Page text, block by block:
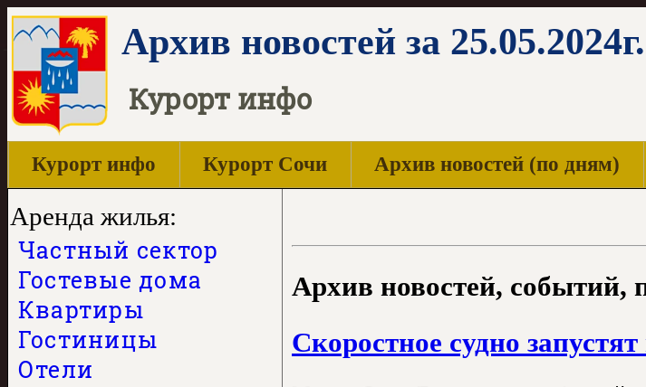
Архив новостей за
Курорт инфо
Курорт инфо Курорт Сочи Архив новостей (по дням)
Аренда жилья:
Частный сектор
Гостевые дома
Квартиры
Гостиницы
Отели
Архив новостей, событий,
Скоростное судно